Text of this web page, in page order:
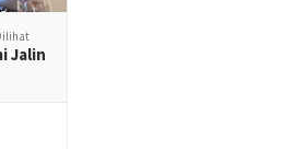
Jalin